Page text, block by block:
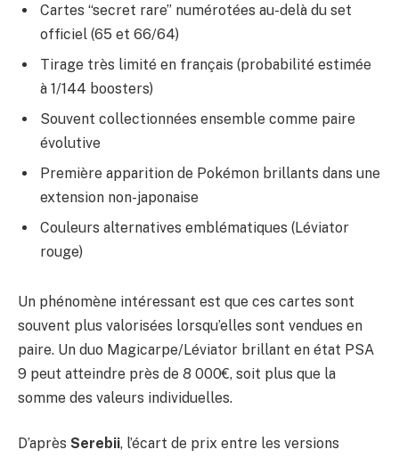
Cartes “secret rare” numérotées au-delà du set
officiel (65 et 66/64)
Tirage très limité en français (probabilité estimée
à 1/144 boosters)
Souvent collectionnées ensemble comme paire
évolutive
Première apparition de Pokémon brillants dans une
extension non-japonaise
Couleurs alternatives emblématiques (Léviator
rouge)
Un phénomène intéressant est que ces cartes sont
souvent plus valorisées lorsqu’elles sont vendues en
paire. Un duo Magicarpe/Léviator brillant en état PSA
9 peut atteindre près de 8 000€, soit plus que la
somme des valeurs individuelles.
D’après Serebii, l’écart de prix entre les versions